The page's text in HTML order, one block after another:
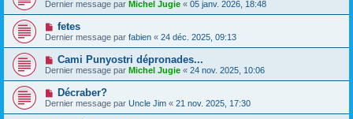
Dernier message par Michel Jugie « 05 janv. 2026, 18:48
fetes
Dernier message par fabien « 24 déc. 2025, 09:13
Cami Punyostri dépronades...
Dernier message par Michel Jugie « 24 nov. 2025, 10:06
Décraber?
Dernier message par Uncle Jim « 21 nov. 2025, 17:30